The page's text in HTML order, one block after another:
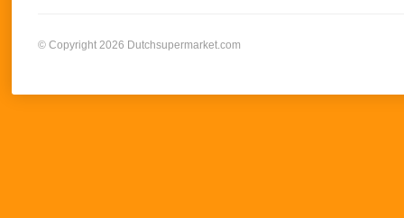
© Copyright 2026 Dutchsupermarket.com